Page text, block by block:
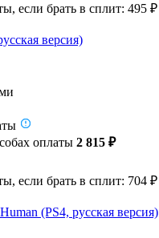
если брать в сплит: 495 ₽
версия)
оплаты 2 815 ₽
если брать в сплит: 704 ₽
(PS4, русская версия)